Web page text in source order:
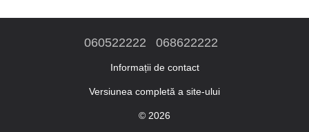
060522222 068622222
Informații de contact
Versiunea completă a site-ului
© 2026